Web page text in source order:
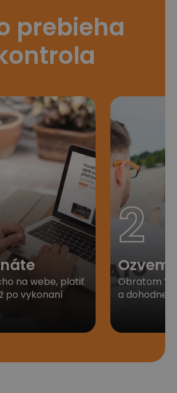
prebieha
na webe, platiť
po vykonaní
2
Obratom
a